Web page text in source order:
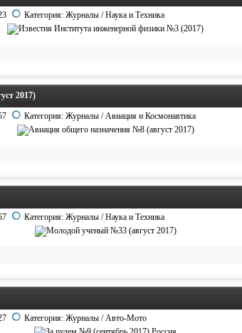
Категория:Журналы /Наука и Техника
2017)
Категория:Журналы /Авиация и Космонавтика
Категория:Журналы /Наука и Техника
Категория:Журналы /Авто-Мото